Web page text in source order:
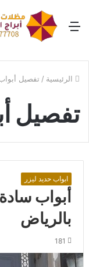
القائمة
الرئيسية / تفصيل
تفصيل
ابواب حديد ليزر
أبواب
بالرياض
181